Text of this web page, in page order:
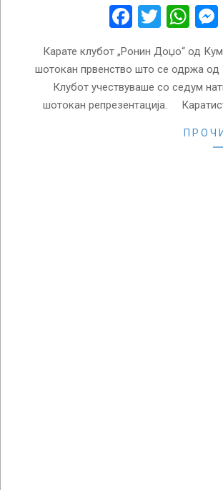
Карате клубот „Ронин Доџо“ од
шотокан првенство што се одржа од
Клубот учествуваше со седум
шотокан репрезентација.